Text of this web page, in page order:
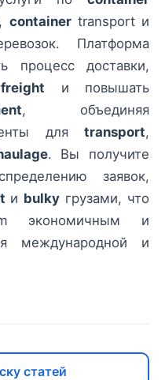
containertransport и
Платформа
процесс доставки,
freight и повышать
, объединяя
для transport,
. Вы получите
заявок,
и bulky грузами, что
экономичным и
международной и
статей